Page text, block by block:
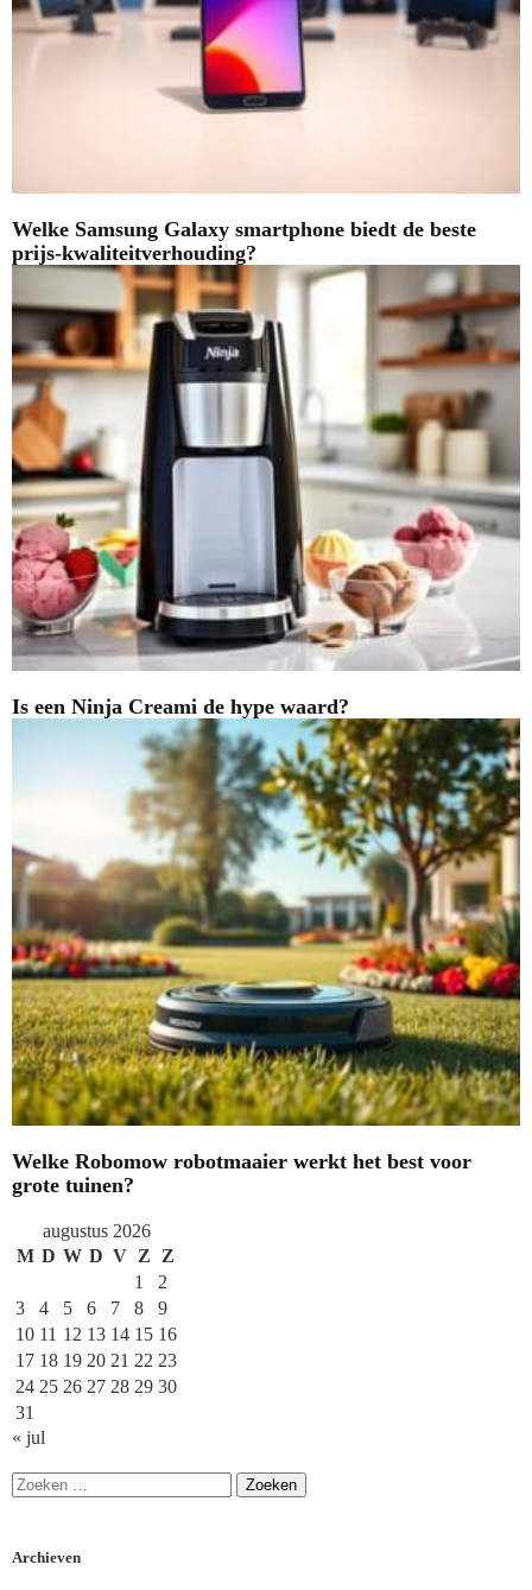
Welke Samsung Galaxy smartphone biedt de beste
prijs-kwaliteitverhouding?
Is een Ninja Creami de hype waard?
Welke Robomow robotmaaier werkt het best voor
grote tuinen?
augustus 2026
M D W D V Z
Z
1
2
3
4 5 6 7 8
9
10 11 12 13 14 15 16
17 18 19 20 21 22 23
24 25 26 27 28 29 30
31
« jul
Archieven